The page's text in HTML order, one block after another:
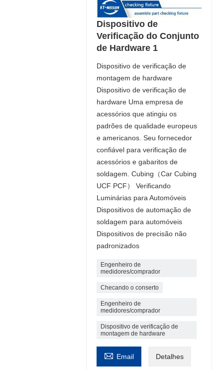
Dispositivo de
Verificação do Conjunto
de Hardware 1
Dispositivo de verificação de
montagem de hardware
Dispositivo de verificação de
hardware Uma empresa de
acessórios que atingiu os
padrões de qualidade europeus
e americanos. Seu fornecedor
confiável para verificação de
acessórios e gabaritos de
soldagem. Cubing（Car Cubing
UCF PCF） Verificando
Luminárias para Automóveis
Dispositivos de automação de
soldagem para automóveis
Dispositivos de precisão não
padronizados
Engenheiro de
medidores/comprador
Checando o conserto
Engenheiro de
medidores/comprador
Dispositivo de verificação de
montagem de hardware
 Email Detalhes